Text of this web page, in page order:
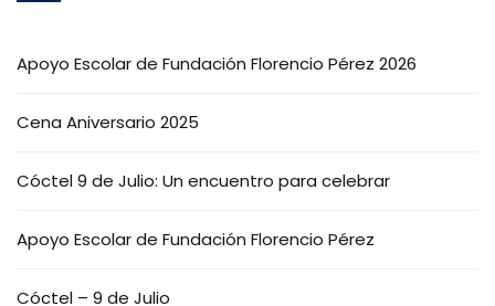
Apoyo Escolar de Fundación Florencio Pérez 2026
Cena Aniversario 2025
Cóctel 9 de Julio: Un encuentro para celebrar
Apoyo Escolar de Fundación Florencio Pérez
Cóctel – 9 de Julio